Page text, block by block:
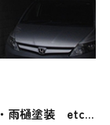
雨樋塗装
etc…